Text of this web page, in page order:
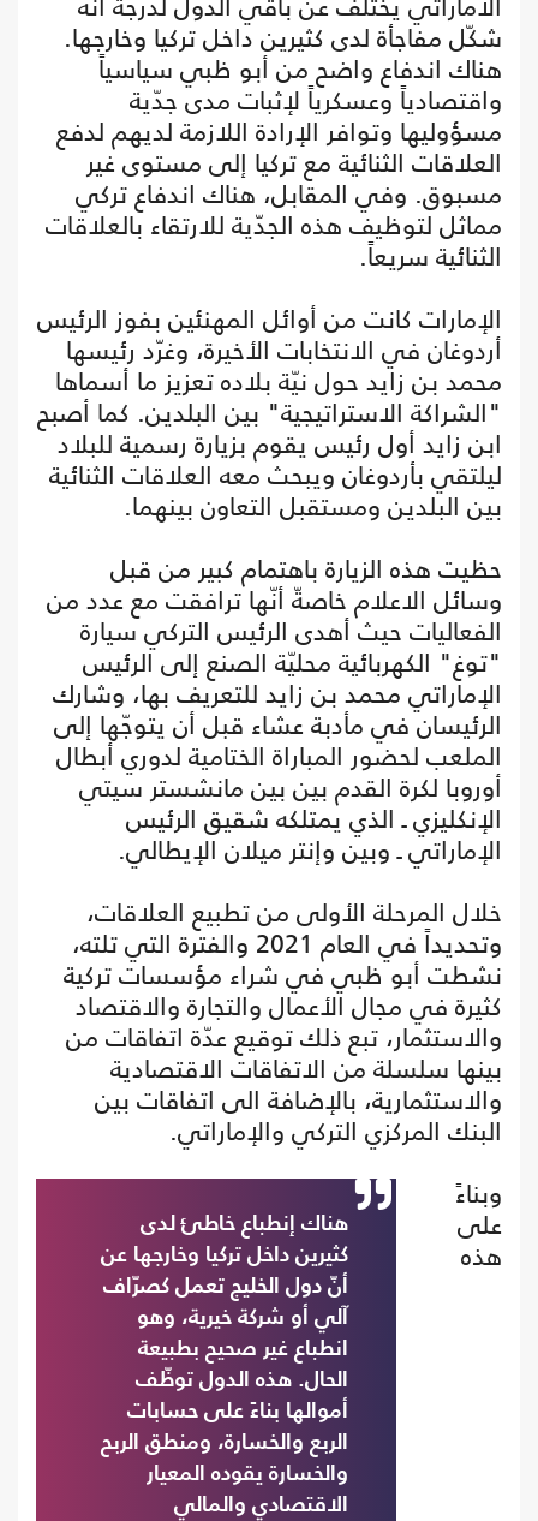
شكّل مفاجأة لدى كثيرين داخل تركيا وخارجها.
هناك اندفاع واضح من أبو ظبي سياسياً
واقتصادياً وعسكرياً لإثبات مدى جدّية
مسؤوليها وتوافر الإرادة اللازمة لديهم لدفع
العلاقات الثنائية مع تركيا إلى مستوى غير
مسبوق. وفي المقابل، هناك اندفاع تركي
مماثل لتوظيف هذه الجدّية للارتقاء بالعلاقات
الثنائية سريعاً.
الإمارات كانت من أوائل المهنئين بفوز الرئيس
أردوغان في الانتخابات الأخيرة، وغرّد رئيسها
محمد بن زايد حول نيّة بلاده تعزيز ما أسماها
"الشراكة الاستراتيجية" بين البلدين. كما أصبح
ابن زايد أول رئيس يقوم بزيارة رسمية للبلاد
ليلتقي بأردوغان ويبحث معه العلاقات الثنائية
بين البلدين ومستقبل التعاون بينهما.
حظيت هذه الزيارة باهتمام كبير من قبل
وسائل الاعلام خاصةّ أنّها ترافقت مع عدد من
الفعاليات حيث أهدى الرئيس التركي سيارة
"توغ" الكهربائية محليّة الصنع إلى الرئيس
الإماراتي محمد بن زايد للتعريف بها، وشارك
الرئيسان في مأدبة عشاء قبل أن يتوجّها إلى
الملعب لحضور المباراة الختامية لدوري أبطال
أوروبا لكرة القدم بين بين مانشستر سيتي
الإنكليزي ـ الذي يمتلكه شقيق الرئيس
الإماراتي ـ وبين وإنتر ميلان الإيطالي.
خلال المرحلة الأولى من تطبيع العلاقات،
وتحديداً في العام 2021 والفترة التي تلته،
نشطت أبو ظبي في شراء مؤسسات تركية
كثيرة في مجال الأعمال والتجارة والاقتصاد
والاستثمار، تبع ذلك توقيع عدّة اتفاقات من
بينها سلسلة من الاتفاقات الاقتصادية
والاستثمارية، بالإضافة الى اتفاقات بين
البنك المركزي التركي والإماراتي.
هناك إنطباع خاطئ لدى
كثيرين داخل تركيا وخارجها عن
أنّ دول الخليج تعمل كصرّاف
آلي أو شركة خيرية، وهو
انطباع غير صحيح بطبيعة
الحال. هذه الدول توظّف
أموالها بناءً على حسابات
الربع والخسارة، ومنطق الربح
والخسارة يقوده المعيار
الاقتصادي والمالي
وبناءً
على
هذه